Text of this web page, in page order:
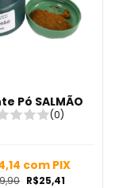
Pó SALMÃO
(0)
R$25,41
com PIX